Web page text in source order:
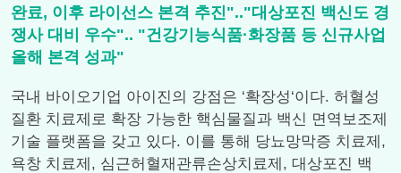
완료, 이후 라이선스 본격 추진".."대상포진 백신도 경
쟁사 대비 우수".. "건강기능식품·화장품 등 신규사업
올해 본격 성과"
국내 바이오기업 아이진의 강점은 ‘확장성‘이다. 허혈성
질환 치료제로 확장 가능한 핵심물질과 백신 면역보조제
기술 플랫폼을 갖고 있다. 이를 통해 당뇨망막증 치료제,
욕창 치료제, 심근허혈재관류손상치료제, 대상포진 백